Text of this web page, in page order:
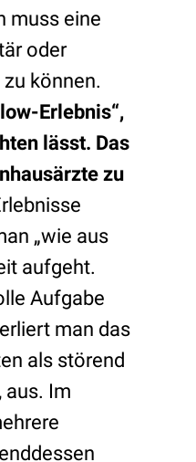
muss eine
oder
können.
Erlebnis“,
lässt. Das
zu
„wie aus
aufgeht.
Aufgabe
man das
als störend
aus. Im